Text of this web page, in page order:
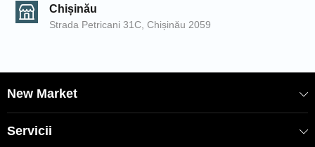
Chișinău
Strada Petricani 31C, Chișinău 2059
New Market
Servicii